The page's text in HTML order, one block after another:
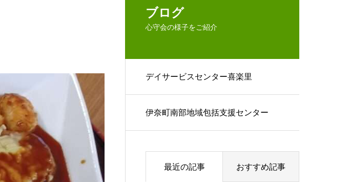
暑さの中休み☔
デイサービス
センター 喜
楽里
事業所 ここ
域包括支援セ
法人概要
ブログ
心守会の様子をご紹介
デイサービスセンター喜楽里
伊奈町南部地域包括支援センター
最近の記事 おすすめ記事